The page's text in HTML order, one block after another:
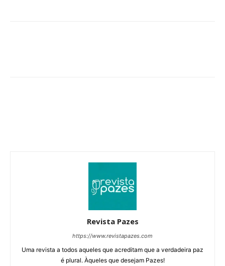
Revista Pazes
https://www.revistapazes.com
Uma revista a todos aqueles que acreditam que a verdadeira paz
é plural. Àqueles que desejam Pazes!